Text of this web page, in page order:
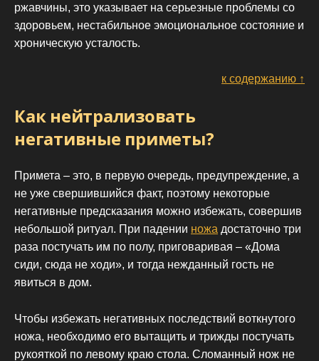
ржавчины, это указывает на серьезные проблемы со
здоровьем, нестабильное эмоциональное состояние и
хроническую усталость.
к содержанию ↑
Как нейтрализовать
негативные приметы?
Примета – это, в первую очередь, предупреждение, а
не уже свершившийся факт, поэтому некоторые
негативные предсказания можно избежать, совершив
небольшой ритуал. При падении ножа достаточно три
раза постучать им по полу, приговаривая – «Дома
сиди, сюда не ходи», и тогда нежданный гость не
явиться в дом.
Чтобы избежать негативных последствий воткнутого
ножа, необходимо его вытащить и трижды постучать
рукояткой по левому краю стола. Сломанный нож не